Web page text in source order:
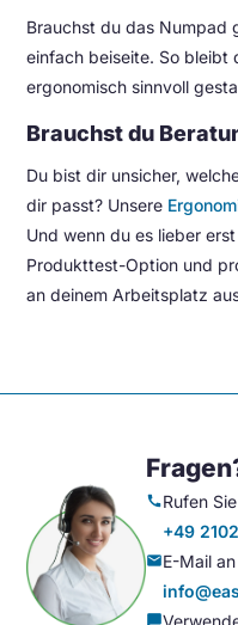
Brauchst du das Numpad
einfach beiseite. So
ergonomisch sinnvoll
Brauchst du
Du bist dir unsicher,
dir passt? Unsere
Und wenn du es lieber
Produkttest-Option und
an deinem Arbeitsplatz
callRufen
+49
mailE-Mail an
chat_bubble